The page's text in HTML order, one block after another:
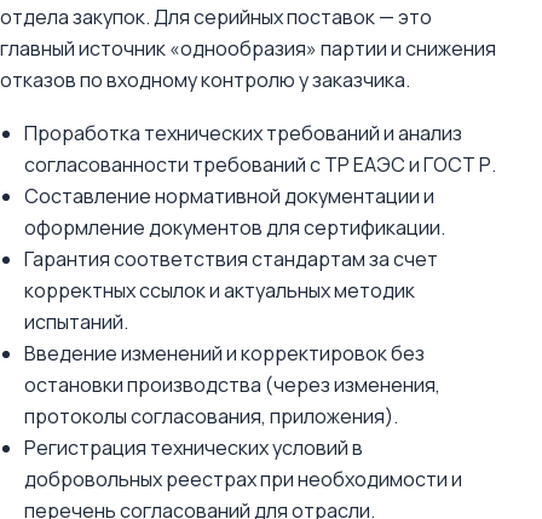
отдела закупок. Для серийных поставок — это
главный источник «однообразия» партии и снижения
отказов по входному контролю у заказчика.
Проработка технических требований и анализ
согласованности требований с ТР ЕАЭС и ГОСТ Р.
Составление нормативной документации и
оформление документов для сертификации.
Гарантия соответствия стандартам за счет
корректных ссылок и актуальных методик
испытаний.
Введение изменений и корректировок без
остановки производства (через изменения,
протоколы согласования, приложения).
Регистрация технических условий в
добровольных реестрах при необходимости и
перечень согласований для отрасли.